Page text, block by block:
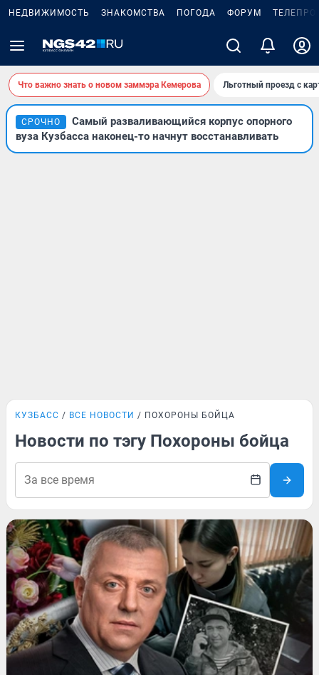
НЕДВИЖИМОСТЬ ЗНАКОМСТВА ПОГОДА ФОРУМ
Что важно знать о новом заммэра Кемерова Льготный проезд с
СРОЧНО
Самый разваливающийся корпус опорного
вуза Кузбасса наконец-то начнут восстанавливать
КУЗБАСС ВСЕ НОВОСТИ ПОХОРОНЫ БОЙЦА
Новости по тэгу Похороны бойца